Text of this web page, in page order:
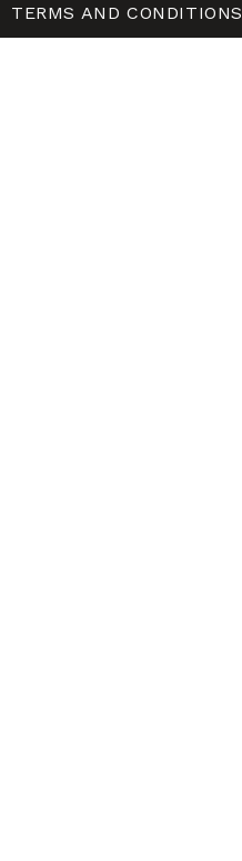
TERMS AND CONDITIONS